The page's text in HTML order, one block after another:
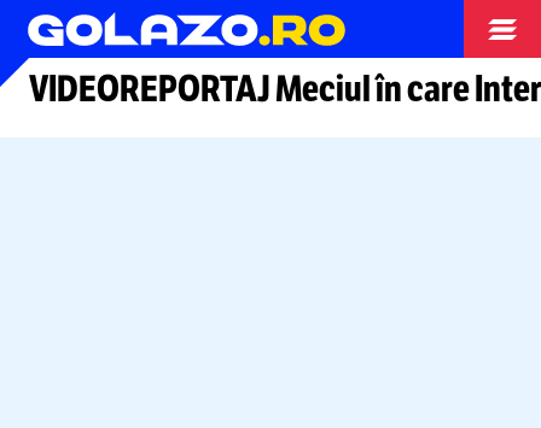
Arhiva fotbal
VIDEOREPORTAJ Meciul în care